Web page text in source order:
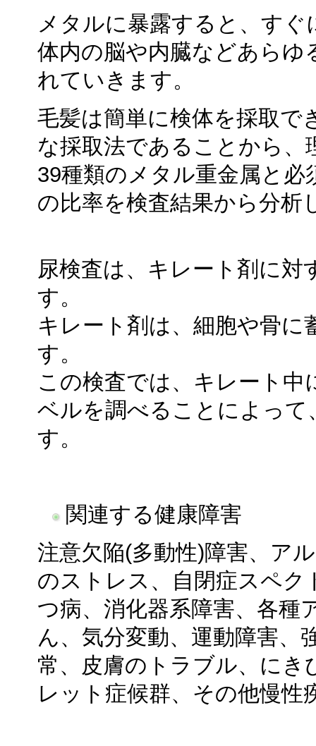
メタルに暴露すると、す
体内の脳や内臓などあら
れていきます。
毛髪は簡単に検体を採取で
な採取法であることから、
39種類のメタル重金属と
の比率を検査結果から分析
尿検査は、キレート剤に
す。
キレート剤は、細胞や骨
す。
この検査では、キレート
ベルを調べることによっ
す。
関連する健康障害
注意欠陥(多動性)障害、ア
のストレス、自閉症スペク
つ病、消化器系障害、各種
ん、気分変動、運動障害、
常、皮膚のトラブル、にき
レット症候群、その他慢性